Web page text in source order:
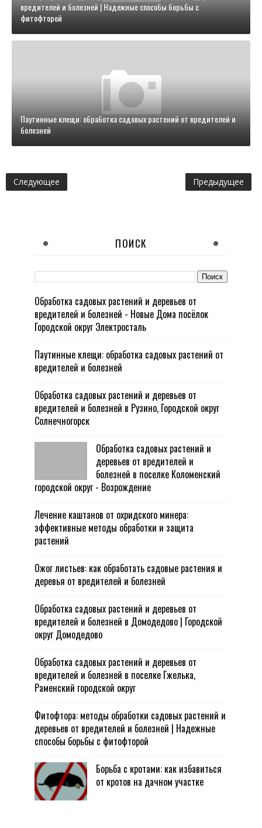
вредителей и болезней | Надежные способы борьбы с
фитофторой
Паутинные клещи: обработка садовых растений от вредителей и
болезней
Следующее Предыдущее
ПОИСК
Обработка садовых растений и деревьев от
вредителей и болезней - Новые Дома посёлок
Городской округ Электросталь
Паутинные клещи: обработка садовых растений от
вредителей и болезней
Обработка садовых растений и деревьев от
вредителей и болезней в Рузино, Городской округ
Солнечногорск
Обработка садовых растений и
деревьев от вредителей и
болезней в поселке Коломенский
городской округ - Возрождение
Лечение каштанов от охридского минера:
эффективные методы обработки и защита
растений
Ожог листьев: как обработать садовые растения и
деревья от вредителей и болезней
Обработка садовых растений и деревьев от
вредителей и болезней в Домодедово | Городской
округ Домодедово
Обработка садовых растений и деревьев от
вредителей и болезней в поселке Гжелька,
Раменский городской округ
Фитофтора: методы обработки садовых растений и
деревьев от вредителей и болезней | Надежные
способы борьбы с фитофторой
Борьба с кротами: как избавиться
от кротов на дачном участке